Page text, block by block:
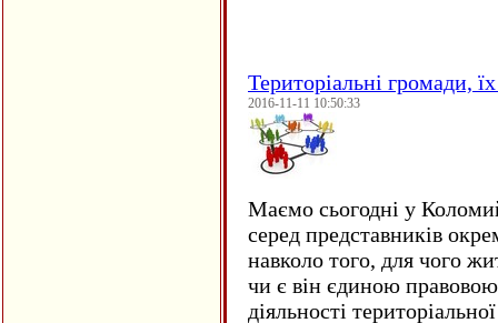
Територіальні громади,
2016-11-11 10:50:33
Маємо сьогодні у
серед представників
навколо того, для чого
чи є він єдиною
діяльності